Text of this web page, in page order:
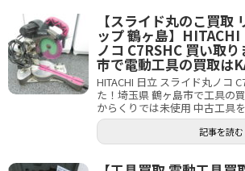
【スライド丸のこ買取
ップ 鶴ヶ島】HITACHI
ノコ C7RSHC 買い取
市で電動工具の買取は
HITACHI 日立 スライド丸ノコ
た！埼玉県 鶴ヶ島市で工具の
からくりでは未使用 中古工具
記事を読む